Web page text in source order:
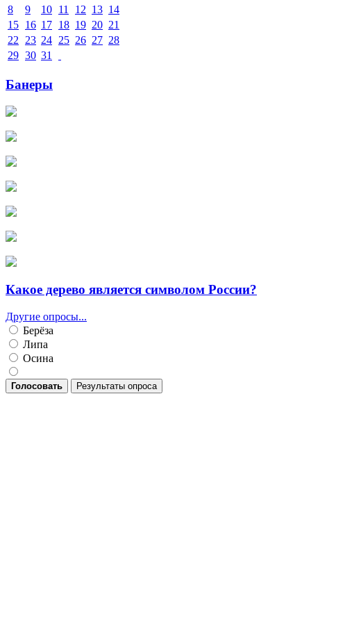
8
9 10 11 12 13 14
15 16 17 18 19 20 21
22
23 24 25 26 27 28
29 30 31
Банеры
Какое дерево является символом России?
Другие опросы...
Берёза
Липа
Осина
Голосовать Результаты опроса